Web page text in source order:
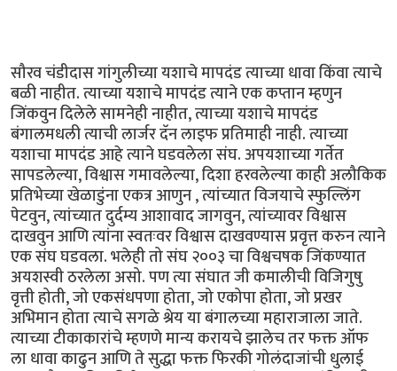
सौरव चंडीदास गांगुलीच्या यशाचे मापदंड त्याच्या धावा किंवा त्याचे
बळी नाहीत. त्याच्या यशाचे मापदंड त्याने एक कप्तान म्हणुन
जिंकवुन दिलेले सामनेही नाहीत, त्याच्या यशाचे मापदंड
बंगालमधली त्याची लार्जर दॅन लाइफ प्रतिमाही नाही. त्याच्या
यशाचा मापदंड आहे त्याने घडवलेला संघ. अपयशाच्या गर्तेत
सापडलेल्या, विश्वास गमावलेल्या, दिशा हरवलेल्या काही अलौकिक
प्रतिभेच्या खेळाडुंना एकत्र आणुन , त्यांच्यात विजयाचे स्फुल्लिंग
पेटवुन, त्यांच्यात दुर्दम्य आशावाद जागवुन, त्यांच्यावर विश्वास
दाखवुन आणि त्यांना स्वतःवर विश्वास दाखवण्यास प्रवृत्त करुन त्याने
एक संघ घडवला. भलेही तो संघ २००३ चा विश्वचषक जिंकण्यात
अयशस्वी ठरलेला असो. पण त्या संघात जी कमालीची विजिगुषु
वृत्ती होती, जो एकसंधपणा होता, जो एकोपा होता, जो प्रखर
अभिमान होता त्याचे सगळे श्रेय या बंगालच्या महाराजाला जाते.
त्याच्या टीकाकारांचे म्हणणे मान्य करायचे झालेच तर फक्त ऑफ
ला धावा काढुन आणि ते सुद्धा फक्त फिरकी गोलंदाजांची धुलाई